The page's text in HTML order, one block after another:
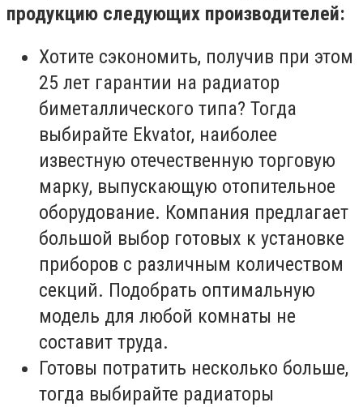
продукцию следующих производителей:
Хотите сэкономить, получив при этом
25 лет гарантии на радиатор
биметаллического типа? Тогда
выбирайте Ekvator, наиболее
известную отечественную торговую
марку, выпускающую отопительное
оборудование. Компания предлагает
большой выбор готовых к установке
приборов с различным количеством
секций. Подобрать оптимальную
модель для любой комнаты не
составит труда.
Готовы потратить несколько больше,
тогда выбирайте радиаторы